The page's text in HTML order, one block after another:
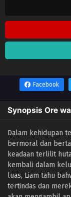
Facebook
Synopsis Ore
Dalam kehidupan
bermoral dan
keadaan terlilit
kembali dalam
luas, Liam tahu
tertindas dan